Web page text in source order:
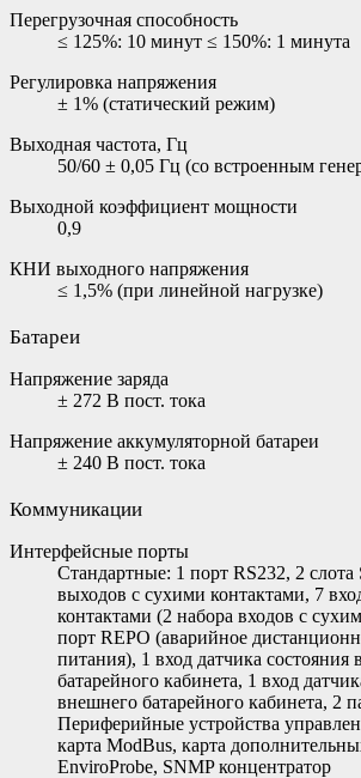
Перегрузочная способность
≤ 125%: 10 минут ≤ 150%: 1 минута
Регулировка напряжения
± 1% (статический режим)
Выходная частота, Гц
50/60 ± 0,05 Гц (со встроенным
Выходной коэффициент мощности
0,9
КНИ выходного напряжения
≤ 1,5% (при линейной нагрузке)
Батареи
Напряжение заряда
± 272 В пост. тока
Напряжение аккумуляторной батареи
± 240 В пост. тока
Коммуникации
Интерфейсные порты
Стандартные: 1 порт RS232, 2 слота
выходов с сухими контактами, 7
контактами (2 набора входов с
порт REPO (аварийное
питания), 1 вход датчика состояния
батарейного кабинета, 1 вход
внешнего батарейного кабинета, 2
Периферийные устройства
карта ModBus, карта
EnviroProbe, SNMP концентратор